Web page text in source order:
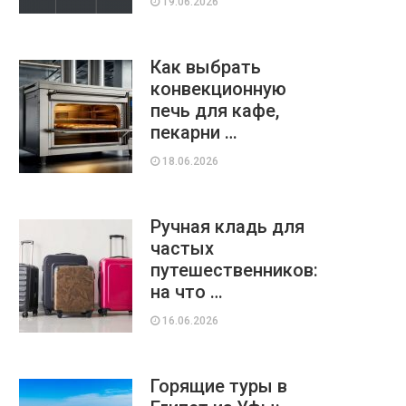
Как выбрать
конвекционную
печь для кафе,
пекарни …
18.06.2026
Ручная кладь для
частых
путешественников:
на что …
16.06.2026
Горящие туры в